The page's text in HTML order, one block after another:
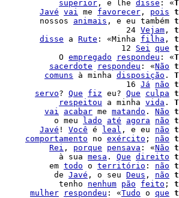
superior , e lhe disse : «
Javé vai me favorecer , pois
|        nossos animais , e eu também
|                          24 Vejam ,
disse a Rute : «Minha filha ,
|                         12 Sei que
|            O empregado respondeu : «
sacerdote respondeu : «Não
comuns à minha disposição .
|                          16 Já não
servo? Que fiz eu? Que culpa
respeitou a minha vida .
vai acabar me matando . Não
|           o meu lado até agora não
Javé ! Você é leal , e eu não
comportamento no exército ; não
Rei , porque pensava : «Não
|            à sua mesa . Que direito
|          em todo o território : não
|           de Javé , o seu Deus , não
|            tenho nenhum pão feito ;
mulher respondeu : «Tudo o que